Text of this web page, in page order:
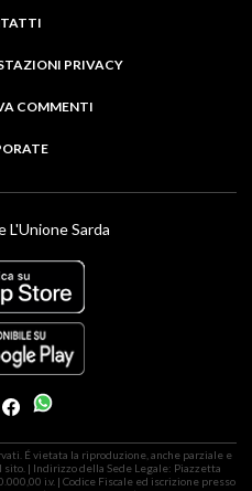
PRIVACY
COMMENTI
L'Unione Sarda
É vietata la riproduzione, anche parziale e
| Indirizzo della Sede Legale: Piazzetta
i.v. | Codice Fiscale ed iscrizione presso